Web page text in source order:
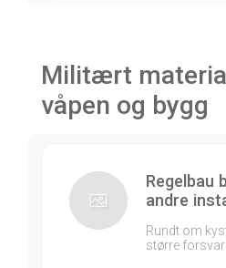
Militært
våpen og bygg
Regelbau
andre
Rundt om
større